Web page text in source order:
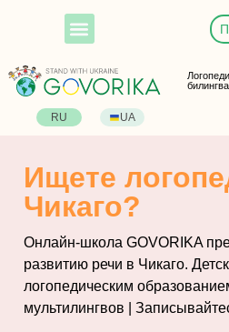
RU UA
Ищете
Чикаго?
Онлайн-школа GOVORIKA
развитию речи в Чикаго.
логопедическим
мультилингвов |